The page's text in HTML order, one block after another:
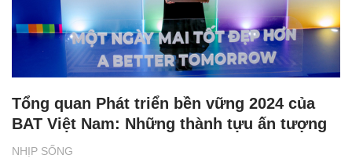
NHỊP SỐNG
Tổng quan Phát triển bền vững 2024 của
BAT Việt Nam: Những thành tựu ấn tượng